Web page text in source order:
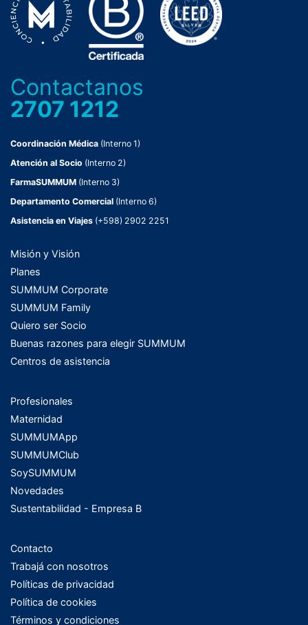
Contactanos
2707 1212
Coordinación Médica (Interno 1)
Atención al Socio (Interno 2)
FarmaSUMMUM (Interno 3)
Departamento Comercial (Interno 6)
Asistencia en Viajes (+598) 2902 2251
Misión y Visión
Planes
SUMMUM Corporate
SUMMUM Family
Quiero ser Socio
Buenas razones para elegir SUMMUM
Centros de asistencia
Profesionales
Maternidad
SUMMUMApp
SUMMUMClub
SoySUMMUM
Novedades
Sustentabilidad - Empresa B
Contacto
Trabajá con nosotros
Políticas de privacidad
Política de cookies
Términos y condiciones